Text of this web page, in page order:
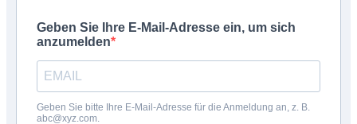
Geben Sie Ihre E-Mail-Adresse ein, um sich
anzumelden
Geben Sie bitte Ihre E-Mail-Adresse für die Anmeldung an, z. B.
abc@xyz.com.